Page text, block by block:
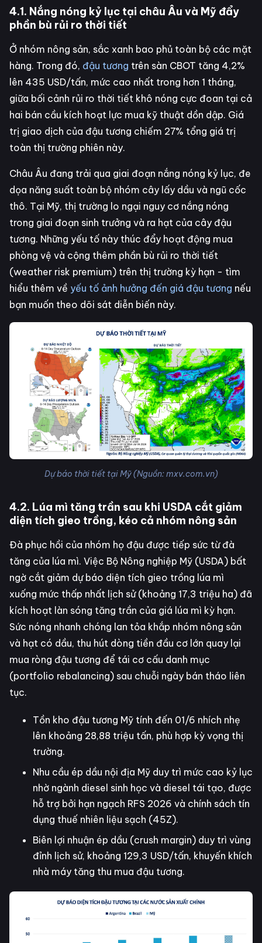
4.1. Nắng nóng kỷ lục tại châu Âu và Mỹ đẩy
phần bù rủi ro thời tiết
Ở nhóm nông sản, sắc xanh bao phủ toàn bộ các mặt
hàng. Trong đó, đậu tương trên sàn CBOT tăng 4,2%
lên 435 USD/tấn, mức cao nhất trong hơn 1 tháng,
giữa bối cảnh rủi ro thời tiết khô nóng cực đoan tại cả
hai bán cầu kích hoạt lực mua kỹ thuật dồn dập. Giá
trị giao dịch của đậu tương chiếm 27% tổng giá trị
toàn thị trường phiên này.
Châu Âu đang trải qua giai đoạn nắng nóng kỷ lục, đe
dọa năng suất toàn bộ nhóm cây lấy dầu và ngũ cốc
thô. Tại Mỹ, thị trường lo ngại nguy cơ nắng nóng
trong giai đoạn sinh trưởng và ra hạt của cây đậu
tương. Những yếu tố này thúc đẩy hoạt động mua
phòng vệ và cộng thêm phần bù rủi ro thời tiết
(weather risk premium) trên thị trường kỳ hạn - tìm
hiểu thêm về yếu tố ảnh hưởng đến giá đậu tương nếu
bạn muốn theo dõi sát diễn biến này.
Dự báo thời tiết tại Mỹ (Nguồn: mxv.com.vn)
4.2. Lúa mì tăng trần sau khi USDA cắt giảm
diện tích gieo trồng, kéo cả nhóm nông sản
Đà phục hồi của nhóm họ đậu được tiếp sức từ đà
tăng của lúa mì. Việc Bộ Nông nghiệp Mỹ (USDA) bất
ngờ cắt giảm dự báo diện tích gieo trồng lúa mì
xuống mức thấp nhất lịch sử (khoảng 17,3 triệu ha) đã
kích hoạt làn sóng tăng trần của giá lúa mì kỳ hạn.
Sức nóng nhanh chóng lan tỏa khắp nhóm nông sản
và hạt có dầu, thu hút dòng tiền đầu cơ lớn quay lại
mua ròng đậu tương để tái cơ cấu danh mục
(portfolio rebalancing) sau chuỗi ngày bán tháo liên
tục.
Tồn kho đậu tương Mỹ tính đến 01/6 nhích nhẹ
lên khoảng 28,88 triệu tấn, phù hợp kỳ vọng thị
trường.
Nhu cầu ép dầu nội địa Mỹ duy trì mức cao kỷ lục
nhờ ngành diesel sinh học và diesel tái tạo, được
hỗ trợ bởi hạn ngạch RFS 2026 và chính sách tín
dụng thuế nhiên liệu sạch (45Z).
Biên lợi nhuận ép dầu (crush margin) duy trì vùng
đỉnh lịch sử, khoảng 129,3 USD/tấn, khuyến khích
nhà máy tăng thu mua đậu tương.